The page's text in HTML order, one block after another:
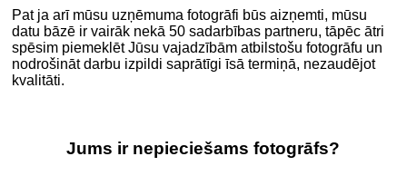
Pat ja arī mūsu uzņēmuma fotogrāfi būs aizņemti, mūsu
datu bāzē ir vairāk nekā 50 sadarbības partneru, tāpēc ātri
spēsim piemeklēt Jūsu vajadzībām atbilstošu fotogrāfu un
nodrošināt darbu izpildi saprātīgi īsā termiņā, nezaudējot
kvalitāti.
Jums ir nepieciešams fotogrāfs?